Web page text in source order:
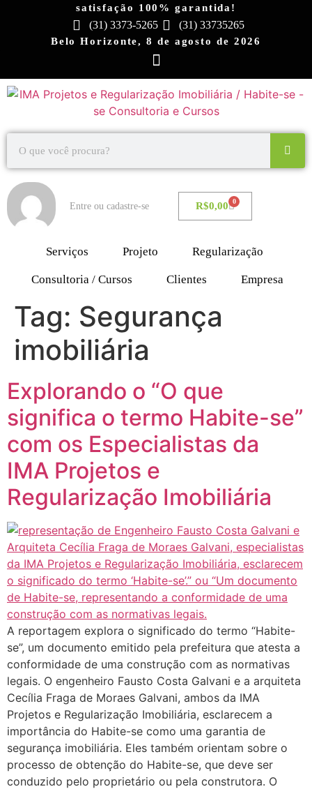
satisfação 100% garantida!
(31) 3373-5265 (31) 33735265
Belo Horizonte, 8 de agosto de 2026
Entre ou cadastre-se R$0,00 0
Serviços Projeto Regularização
Consultoria / Cursos Clientes Empresa
Tag: Segurança
imobiliária
Explorando o “O que
significa o termo Habite-se”
com os Especialistas da
IMA Projetos e
Regularização Imobiliária
A reportagem explora o significado do termo “Habite-
se”, um documento emitido pela prefeitura que atesta a
conformidade de uma construção com as normativas
legais. O engenheiro Fausto Costa Galvani e a arquiteta
Cecília Fraga de Moraes Galvani, ambos da IMA
Projetos e Regularização Imobiliária, esclarecem a
importância do Habite-se como uma garantia de
segurança imobiliária. Eles também orientam sobre o
processo de obtenção do Habite-se, que deve ser
conduzido pelo proprietário ou pela construtora. O